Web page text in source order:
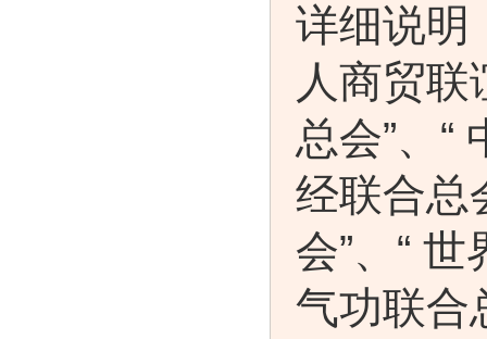
详细说明
人商贸联
总会”、“
经联合总
会”、“
气功联合